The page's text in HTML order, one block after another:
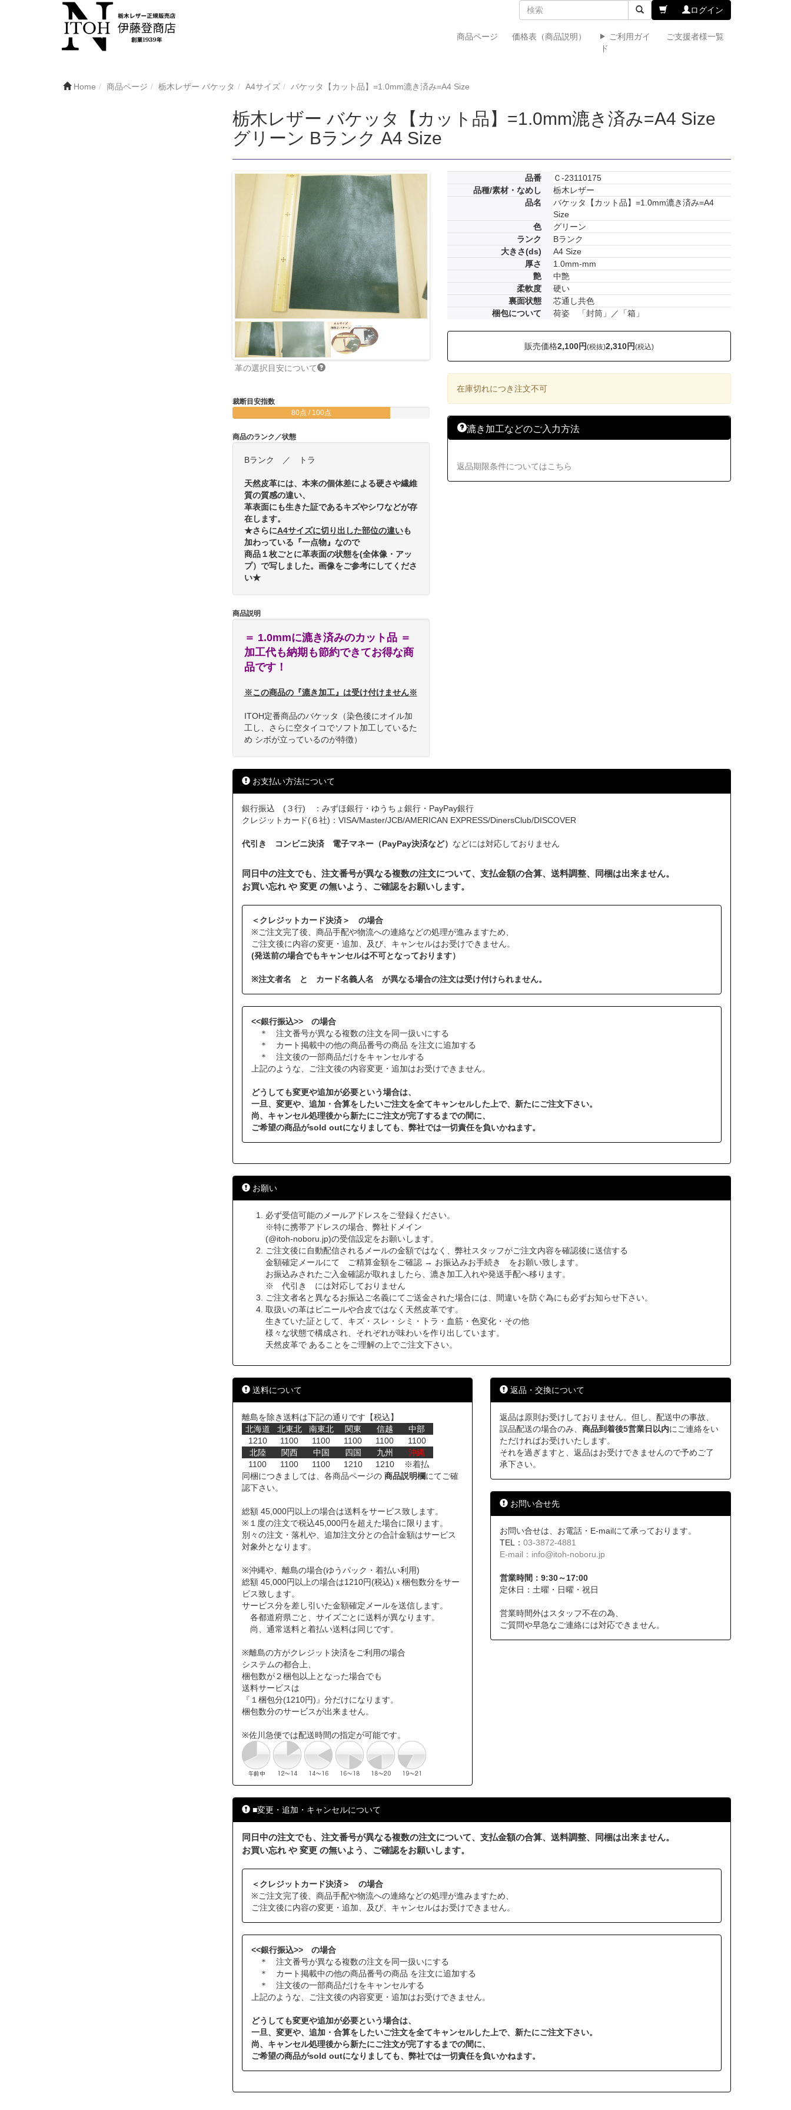
ログイン
商品ページ 価格表（商品説明）
ご利用ガイ
ド
ご支援者様一覧
Home 商品ページ 栃木レザー バケッタ A4サイズ バケッタ【カット品】=1.0mm漉き済み=A4 Size
栃木レザー バケッタ【カット品】=1.0mm漉き済み=A4 Size
グリーン Bランク A4 Size
革の選択目安について
裁断目安指数
80点 / 100点
商品のランク／状態
Bランク ／ トラ
天然皮革には、本来の個体差による硬さや繊維
質の質感の違い、
革表面にも生きた証であるキズやシワなどが存
在します。
★さらにA4サイズに切り出した部位の違いも
加わっている『一点物』なので
商品１枚ごとに革表面の状態を(全体像・アッ
プ）で写しました。画像をご参考にしてくださ
い★
商品説明
＝ 1.0mmに漉き済みのカット品 ＝
加工代も納期も節約できてお得な商
品です！
※この商品の『漉き加工』は受け付けません※
ITOH定番商品のバケッタ（染色後にオイル加
工し、さらに空タイコでソフト加工しているた
め シボが立っているのが特徴）
品番
Ｃ-23110175
品種/素材・なめし
栃木レザー
品名
バケッタ【カット品】=1.0mm漉き済み=A4
Size
色
グリーン
ランク
Bランク
大きさ(ds)
A4 Size
厚さ
1.0mm-mm
艶
中艶
柔軟度
硬い
裏面状態
芯通し共色
梱包について
荷姿 「封筒」／「箱」
販売価格2,100円(税抜)2,310円(税込)
在庫切れにつき注文不可
漉き加工などのご入力方法
返品期限条件についてはこちら
お支払い方法について
銀行振込 (３行) ：みずほ銀行・ゆうちょ銀行・PayPay銀行
クレジットカード(６社)：VISA/Master/JCB/AMERICAN EXPRESS/DinersClub/DISCOVER
代引き コンビニ決済 電子マネー（PayPay決済など） などには対応しておりません
同日中の注文でも、注文番号が異なる複数の注文について、支払金額の合算、送料調整、同梱は出来ません。
お買い忘れ や 変更 の無いよう、ご確認をお願いします。
＜クレジットカード決済＞ の場合
※ご注文完了後、商品手配や物流への連絡などの処理が進みますため、
ご注文後に内容の変更・追加、及び、キャンセルはお受けできません。
(発送前の場合でもキャンセルは不可となっております）
※注文者名 と カード名義人名 が異なる場合の注文は受け付けられません。
<<銀行振込>> の場合
＊ 注文番号が異なる複数の注文を同一扱いにする
＊ カート掲載中の他の商品番号の商品 を注文に追加する
＊ 注文後の一部商品だけをキャンセルする
上記のような、ご注文後の内容変更・追加はお受けできません。
どうしても変更や追加が必要という場合は、
一旦、変更や、追加・合算をしたいご注文を全てキャンセルした上で、新たにご注文下さい。
尚、キャンセル処理後から新たにご注文が完了するまでの間に、
ご希望の商品がsold outになりましても、弊社では一切責任を負いかねます。
お願い
必ず受信可能のメールアドレスをご登録ください。
※特に携帯アドレスの場合、弊社ドメイン
(@itoh-noboru.jp)の受信設定をお願いします。
ご注文後に自動配信されるメールの金額ではなく、弊社スタッフがご注文内容を確認後に送信する
金額確定メールにて ご精算金額をご確認 → お振込みお手続き をお願い致します。
お振込みされたご入金確認が取れましたら、漉き加工入れや発送手配へ移ります。
※ 代引き には対応しておりません
ご注文者名と異なるお振込ご名義にてご送金された場合には、間違いを防ぐ為にも必ずお知らせ下さい。
取扱いの革はビニールや合皮ではなく天然皮革です。
生きていた証として、キズ・スレ・シミ・トラ・血筋・色変化・その他
様々な状態で構成され、それぞれが味わいを作り出しています。
天然皮革で あることをご理解の上でご注文下さい。
送料について
離島を除き送料は下記の通りです【税込】
北海道
北東北 南東北 関東 信越
中部
1210
1100 1100 1100 1100
1100
北陸
関西 中国 四国 九州
沖縄
1100
1100 1100 1210 1210
※着払
同梱につきましては、各商品ページの 商品説明欄にてご確
認下さい。
総額 45,000円以上の場合は送料をサービス致します。
※１度の注文で税込45,000円を超えた場合に限ります。
別々の注文・落札や、追加注文分との合計金額はサービス
対象外となります。
※沖縄や、離島の場合(ゆうパック・着払い利用)
総額 45,000円以上の場合は1210円(税込)ｘ梱包数分をサー
ビス致します。
サービス分を差し引いた金額確定メールを送信します。
各都道府県ごと、サイズごとに送料が異なります。
尚、通常送料と着払い送料は同じです。
※離島の方がクレジット決済をご利用の場合
システムの都合上、
梱包数が２梱包以上となった場合でも
送料サービスは
『１梱包分(1210円)』分だけになります。
梱包数分のサービスが出来ません。
※佐川急便では配送時間の指定が可能です。
返品・交換について
返品は原則お受けしておりません。但し、配送中の事故、
誤品配送の場合のみ、商品到着後5営業日以内にご連絡をい
ただければお受けいたします。
それを過ぎますと、返品はお受けできませんので予めご了
承下さい。
お問い合せ先
お問い合せは、お電話・E-mailにて承っております。
TEL：03-3872-4881
E-mail： info@itoh-noboru.jp
営業時間：9:30～17:00
定休日：土曜・日曜・祝日
営業時間外はスタッフ不在の為、
ご質問や早急なご連絡には対応できません。
■変更・追加・キャンセルについて
同日中の注文でも、注文番号が異なる複数の注文について、支払金額の合算、送料調整、同梱は出来ません。
お買い忘れ や 変更 の無いよう、ご確認をお願いします。
＜クレジットカード決済＞ の場合
※ご注文完了後、商品手配や物流への連絡などの処理が進みますため、
ご注文後に内容の変更・追加、及び、キャンセルはお受けできません。
<<銀行振込>> の場合
＊ 注文番号が異なる複数の注文を同一扱いにする
＊ カート掲載中の他の商品番号の商品 を注文に追加する
＊ 注文後の一部商品だけをキャンセルする
上記のような、ご注文後の内容変更・追加はお受けできません。
どうしても変更や追加が必要という場合は、
一旦、変更や、追加・合算をしたいご注文を全てキャンセルした上で、新たにご注文下さい。
尚、キャンセル処理後から新たにご注文が完了するまでの間に、
ご希望の商品がsold outになりましても、弊社では一切責任を負いかねます。